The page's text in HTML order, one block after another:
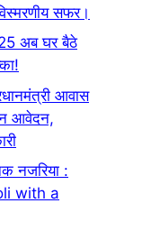
सफर।
अब घर बैठे
आवास
आवेदन,
नजरिया :
with a